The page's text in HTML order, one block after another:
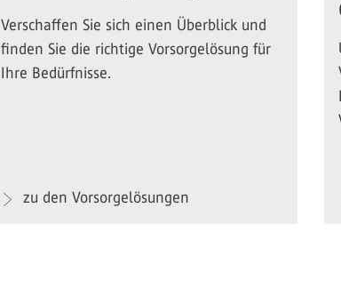
Verschaffen Sie sich einen Überblick und
finden Sie die richtige Vorsorgelösung für
Ihre Bedürfnisse.
zu den Vorsorgelösungen